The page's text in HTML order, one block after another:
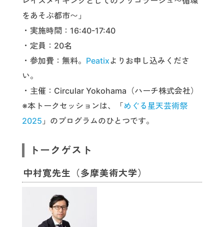
をあそぶ都市〜」
・実施時間：16:40-17:40
・定員：20名
・参加費：無料。 Peatixよりお申し込みくださ
い。
・主催：Circular Yokohama（ハーチ株式会社）
※本トークセッションは、「めぐる星天芸術祭
2025 」のプログラムのひとつです。
トークゲスト
中村寛先生（多摩美術大学）